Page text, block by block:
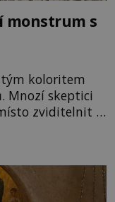
monstrum s
koloritem
Mnozí skeptici
zviditelnit a
základ?